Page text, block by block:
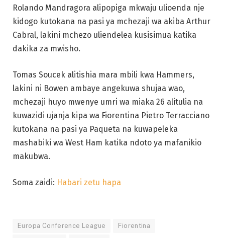
Rolando Mandragora alipopiga mkwaju ulioenda nje
kidogo kutokana na pasi ya mchezaji wa akiba Arthur
Cabral, lakini mchezo uliendelea kusisimua katika
dakika za mwisho.
Tomas Soucek alitishia mara mbili kwa Hammers,
lakini ni Bowen ambaye angekuwa shujaa wao,
mchezaji huyo mwenye umri wa miaka 26 alitulia na
kuwazidi ujanja kipa wa Fiorentina Pietro Terracciano
kutokana na pasi ya Paqueta na kuwapeleka
mashabiki wa West Ham katika ndoto ya mafanikio
makubwa.
Soma zaidi: Habari zetu hapa
Europa Conference League Fiorentina